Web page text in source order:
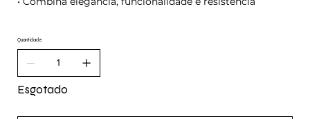
Quantidade
Esgotado